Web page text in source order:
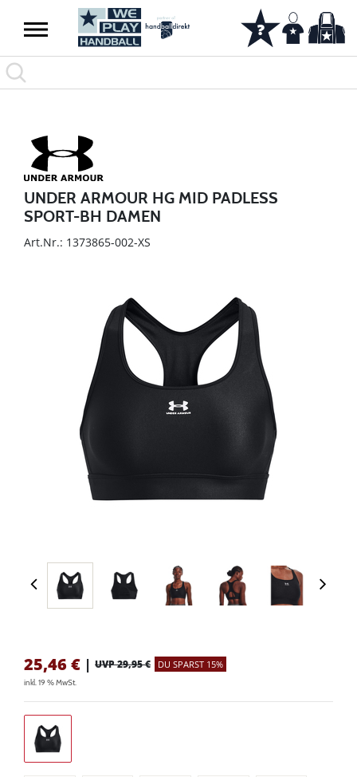
UNDER ARMOUR HG MID PADLESS
SPORT-BH DAMEN
Art.Nr.: 1373865-002-XS
25,46 € | UVP 29,95 € DU SPARST 15%
inkl. 19 % MwSt.